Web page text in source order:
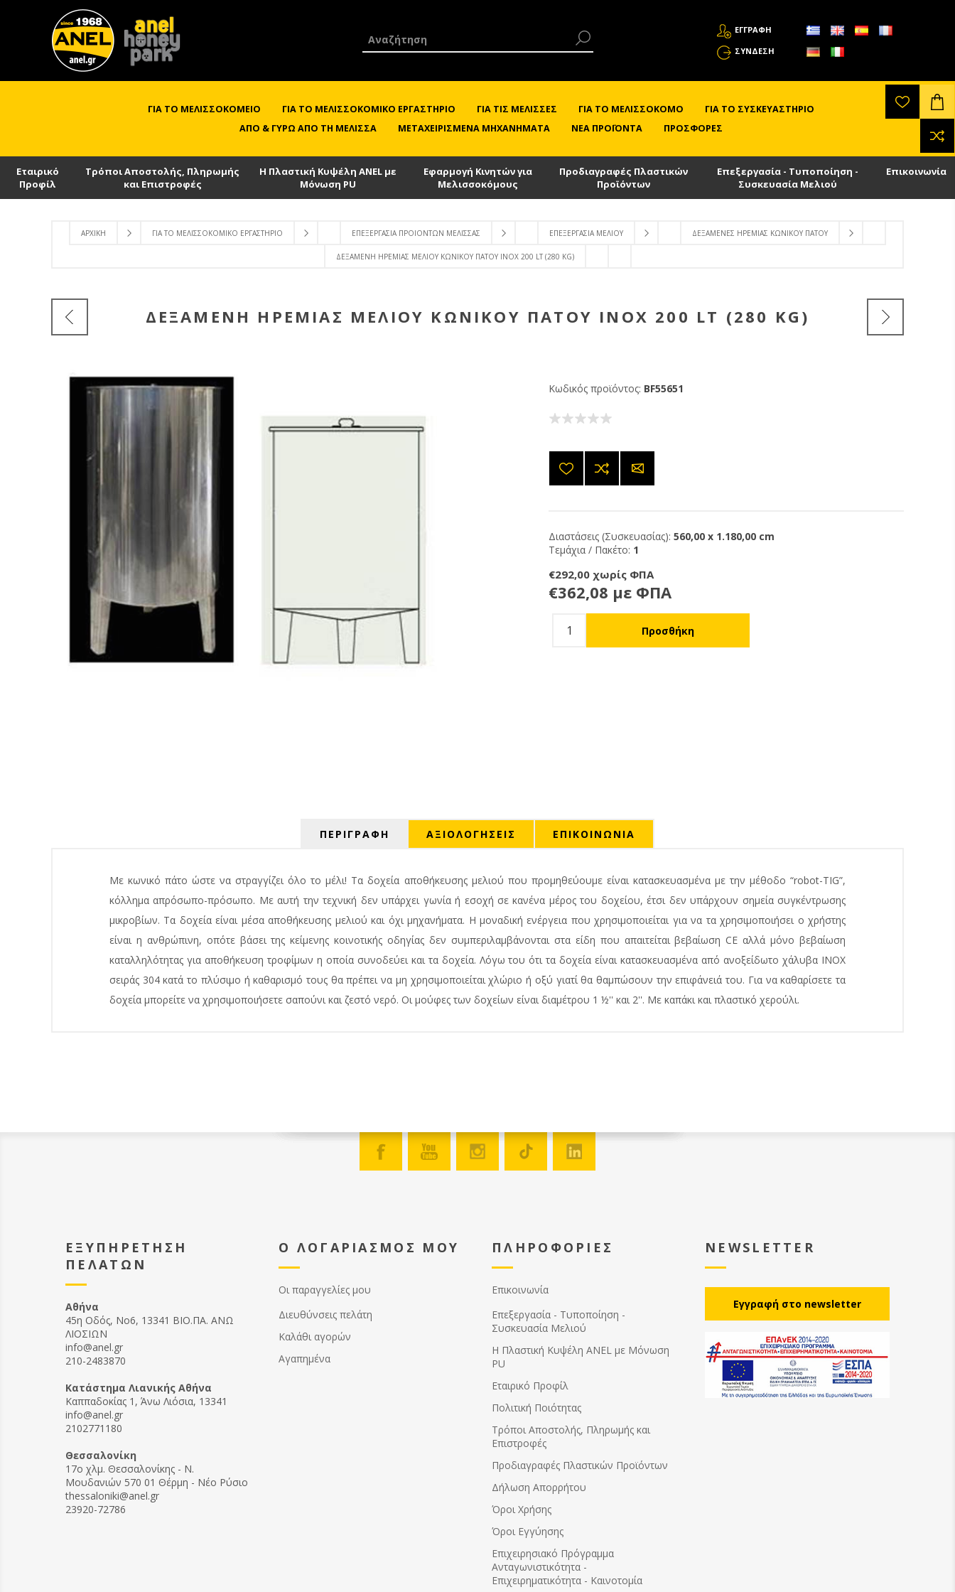
ΕΓΓΡΑΦΗ
ΣΎΝΔΕΣΗ
ΓΙΑ ΤΟ ΜΕΛΙΣΣΟΚΟΜΕΊΟ ΓΙΑ ΤΟ ΜΕΛΙΣΣΟΚΟΜΙΚΌ ΕΡΓΑΣΤΉΡΙΟ ΓΙΑ ΤΙΣ ΜΈΛΙΣΣΕΣ ΓΙΑ ΤΟ ΜΕΛΙΣΣΟΚΌΜΟ
ΓΙΑ ΤΟ ΣΥΣΚΕΥΑΣΤΉΡΙΟ
ΑΠΌ & ΓΎΡΩ ΑΠΌ ΤΗ ΜΈΛΙΣΣΑ
ΜΕΤΑΧΕΙΡΙΣΜΈΝΑ ΜΗΧΑΝΉΜΑΤΑ ΝΈΑ ΠΡΟΪΌΝΤΑ ΠΡΟΣΦΟΡΈΣ
Εταιρικό
Προφίλ
Τρόποι Αποστολής, Πληρωμής
και Επιστροφές
Η Πλαστική Κυψέλη ANEL με
Μόνωση PU
Εφαρμογή Κινητών για
Μελισσοκόμους
Προδιαγραφές Πλαστικών
Προϊόντων
Επεξεργασία - Τυποποίηση -
Συσκευασία Μελιού
Επικοινωνία
ΑΡΧΙΚΉ ΓΙΑ ΤΟ ΜΕΛΙΣΣΟΚΟΜΙΚΌ ΕΡΓΑΣΤΉΡΙΟ ΕΠΕΞΕΡΓΑΣΊΑ ΠΡΟΙΌΝΤΩΝ ΜΈΛΙΣΣΑΣ ΕΠΕΞΕΡΓΑΣΊΑ ΜΕΛΙΟΎ ΔΕΞΑΜΕΝΈΣ ΗΡΕΜΊΑΣ ΚΩΝΙΚΟΎ ΠΆΤΟΥ
ΔΕΞΑΜΕΝΉ ΗΡΕΜΊΑΣ ΜΕΛΙΟΎ ΚΩΝΙΚΟΎ ΠΆΤΟΥ INOX 200 LT (280 KG)
ΔΕΞΑΜΕΝΉ ΗΡΕΜΊΑΣ ΜΕΛΙΟΎ ΚΩΝΙΚΟΎ ΠΆΤΟΥ INOX 200 LT (280 KG)
Κωδικός προϊόντος: BF55651
Διαστάσεις (Συσκευασίας): 560,00 x 1.180,00 cm
Τεμάχια / Πακέτο: 1
€292,00 χωρίς ΦΠΑ
€362,08 με ΦΠΑ
ΠΕΡΙΓΡΑΦΗ ΑΞΙΟΛΟΓΉΣΕΙΣ ΕΠΙΚΟΙΝΩΝΙΑ
Με κωνικό πάτο ώστε να στραγγίζει όλο το μέλι! Τα δοχεία αποθήκευσης μελιού που προμηθεύουμε είναι κατασκευασμένα με την μέθοδο “robot-TIG”,
κόλλημα απρόσωπο-πρόσωπο. Με αυτή την τεχνική δεν υπάρχει γωνία ή εσοχή σε κανένα μέρος του δοχείου, έτσι δεν υπάρχουν σημεία συγκέντρωσης
μικροβίων. Τα δοχεία είναι μέσα αποθήκευσης μελιού και όχι μηχανήματα. Η μοναδική ενέργεια που χρησιμοποιείται για να τα χρησιμοποιήσει ο χρήστης
είναι η ανθρώπινη, οπότε βάσει της κείμενης κοινοτικής οδηγίας δεν συμπεριλαμβάνονται στα είδη που απαιτείται βεβαίωση CΕ αλλά μόνο βεβαίωση
καταλληλότητας για αποθήκευση τροφίμων η οποία συνοδεύει και τα δοχεία. Λόγω του ότι τα δοχεία είναι κατασκευασμένα από ανοξείδωτο χάλυβα ΙΝΟΧ
σειράς 304 κατά το πλύσιμο ή καθαρισμό τους θα πρέπει να μη χρησιμοποιείται χλώριο ή οξύ γιατί θα θαμπώσουν την επιφάνειά του. Για να καθαρίσετε τα
δοχεία μπορείτε να χρησιμοποιήσετε σαπούνι και ζεστό νερό. Οι μούφες των δοχείων είναι διαμέτρου 1 ½'' και 2''. Με καπάκι και πλαστικό χερούλι.
ΕΞΥΠΗΡΕΤΗΣΗ
ΠΕΛΑΤΩΝ
Αθήνα
45η Οδός, Νο6, 13341 ΒΙΟ.ΠΑ. ΑΝΩ
ΛΙΟΣΙΩΝ
info@anel.gr
210-2483870
Kατάστημα Λιανικής Αθήνα
Καππαδοκίας 1, Άνω Λιόσια, 13341
info@anel.gr
2102771180
Θεσσαλονίκη
17ο χλμ. Θεσσαλονίκης - Ν.
Μουδανιών 570 01 Θέρμη - Νέο Ρύσιο
thessaloniki@anel.gr
23920-72786
Ο ΛΟΓΑΡΙΑΣΜΟΣ ΜΟΥ
Οι παραγγελίες μου
Διευθύνσεις πελάτη
Καλάθι αγορών
Αγαπημένα
ΠΛΗΡΟΦΟΡΙΕΣ
Επικοινωνία
Επεξεργασία - Τυποποίηση -
Συσκευασία Μελιού
Η Πλαστική Κυψέλη ANEL με Μόνωση
PU
Εταιρικό Προφίλ
Πολιτική Ποιότητας
Τρόποι Αποστολής, Πληρωμής και
Επιστροφές
Προδιαγραφές Πλαστικών Προϊόντων
Δήλωση Απορρήτου
Όροι Χρήσης
Όροι Εγγύησης
Eπιχειρησιακό Πρόγραμμα
Ανταγωνιστικότητα -
Επιχειρηματικότητα - Καινοτομία
NEWSLETTER
Eγγραφή στο newsletter